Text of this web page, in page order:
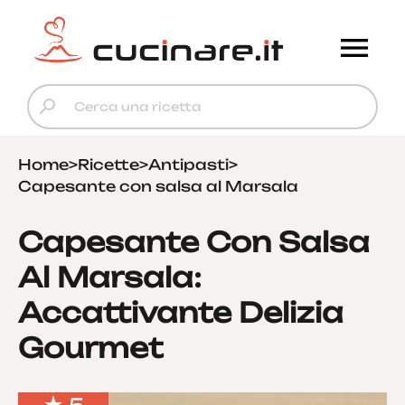
Home>Ricette>Antipasti>
Capesante con salsa al Marsala
Capesante Con Salsa
Al Marsala:
Accattivante Delizia
Gourmet